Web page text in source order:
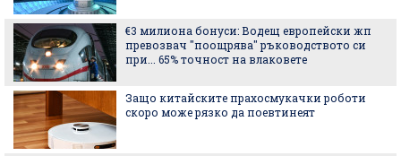
€3 милиона бонуси: Водещ европейски жп
превозвач "поощрява" ръководството си
при... 65% точност на влаковете
Защо китайските прахосмукачки роботи
скоро може рязко да поевтинеят